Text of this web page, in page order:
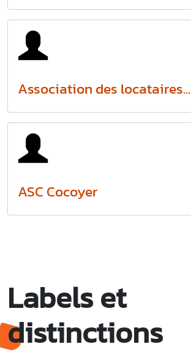
Association des locataires...
ASC Cocoyer
Labels et
distinctions